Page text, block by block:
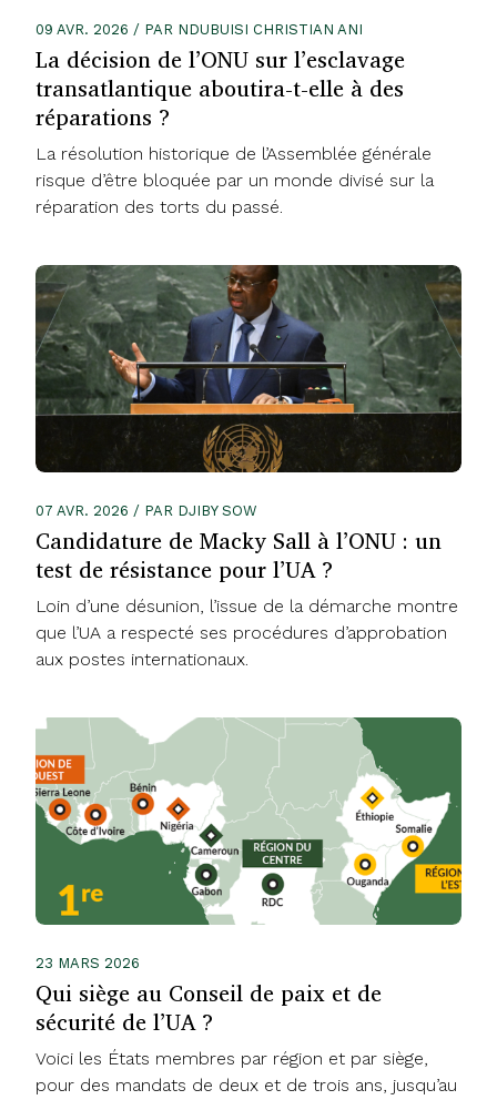
09 AVR. 2026 / PAR NDUBUISI CHRISTIAN ANI
La décision de l’ONU sur l’esclavage
transatlantique aboutira-t-elle à des
réparations ?
La résolution historique de l’Assemblée générale
risque d’être bloquée par un monde divisé sur la
réparation des torts du passé.
07 AVR. 2026 / PAR DJIBY SOW
Candidature de Macky Sall à l’ONU : un
test de résistance pour l’UA ?
Loin d’une désunion, l’issue de la démarche montre
que l’UA a respecté ses procédures d’approbation
aux postes internationaux.
23 MARS 2026
Qui siège au Conseil de paix et de
sécurité de l’UA ?
Voici les États membres par région et par siège,
pour des mandats de deux et de trois ans, jusqu’au